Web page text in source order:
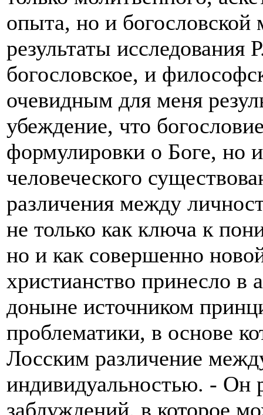
опыта, но и
результаты
богословское, и
очевидным для меня
убеждение, что
формулировки о Боге, но
человеческого
различения между
не только как ключа к
но и как совершенно
христианство принесло в
доныне источником
проблематики, в основе
Лосским различение
индивидуальностью. - Он
заблуждений, в которое